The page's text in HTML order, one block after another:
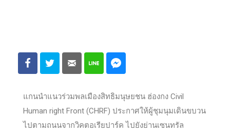
แกนนำแนวร่วมพลเมืองสิทธิมนุษยชน ฮ่องกง Civil
Human right Front (CHRF) ประกาศให้ผู้ชุมนุมเดินขบวน
ไปตามถนนจากวิคตอเรียปาร์ค ไปยังย่านเซนทรัล